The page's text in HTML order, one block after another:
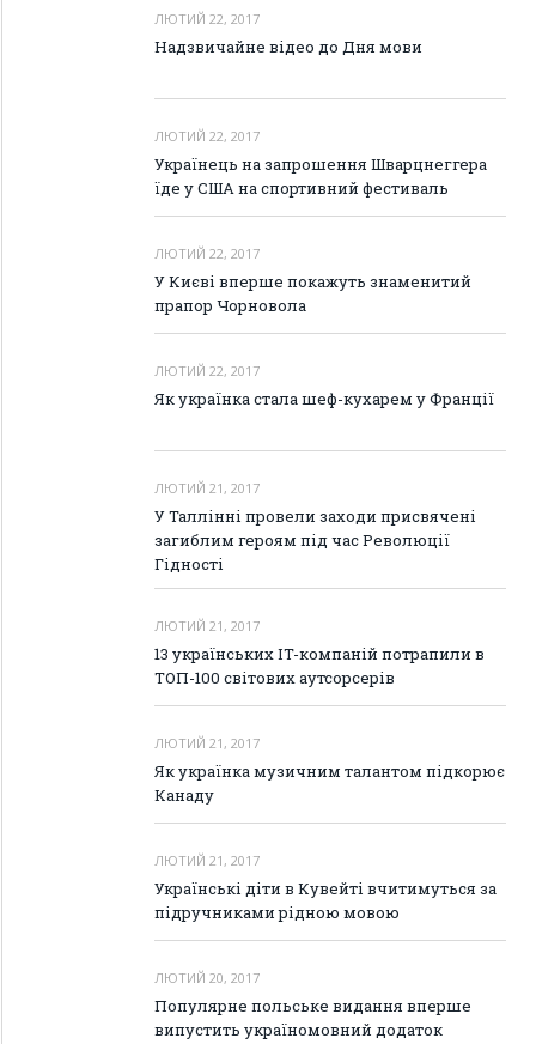
ЛЮТИЙ 22, 2017
Надзвичайне відео до Дня мови
ЛЮТИЙ 22, 2017
Українець на запрошення Шварцнеггера
їде у США на спортивний фестиваль
ЛЮТИЙ 22, 2017
У Києві вперше покажуть знаменитий
прапор Чорновола
ЛЮТИЙ 22, 2017
Як українка стала шеф-кухарем у Франції
ЛЮТИЙ 21, 2017
У Таллінні провели заходи присвячені
загиблим героям під час Революції
Гідності
ЛЮТИЙ 21, 2017
13 українських IT-компаній потрапили в
ТОП-100 світових аутсорсерів
ЛЮТИЙ 21, 2017
Як українка музичним талантом підкорює
Канаду
ЛЮТИЙ 21, 2017
Українські діти в Кувейті вчитимуться за
підручниками рідною мовою
ЛЮТИЙ 20, 2017
Популярне польське видання вперше
випустить україномовний додаток